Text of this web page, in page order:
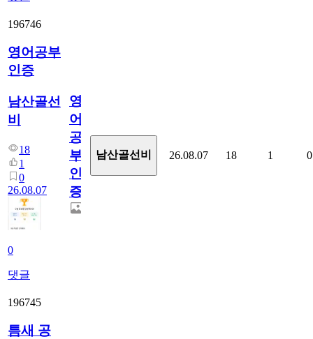
196746
영어공부
인증
남산골선
비
18
1
0
26.08.07
0
댓글
영
어
공
부
인
증
남산골선비 26.08.07 18 1 0
196745
틈새 공